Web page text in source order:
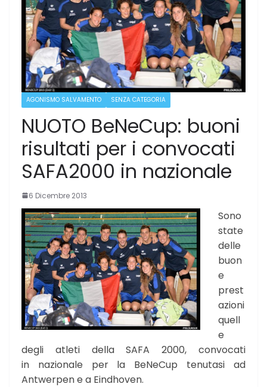
AGONISMO SALVAMENTO SENZA CATEGORIA
NUOTO BeNeCup: buoni
risultati per i convocati
SAFA2000 in nazionale
6 Dicembre 2013
Sono
state
delle
buon
e
prest
azioni
quell
e
degli atleti della SAFA 2000, convocati
in nazionale per la BeNeCup tenutasi ad
Antwerpen e a Eindhoven.